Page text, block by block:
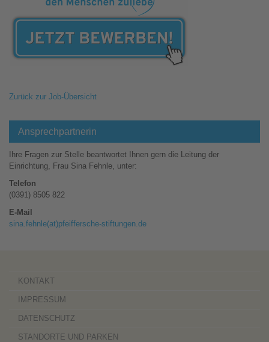
Zurück zur Job-Übersicht
Ansprechpartnerin
Ihre Fragen zur Stelle beantwortet Ihnen gern die Leitung der
Einrichtung, Frau Sina Fehnle, unter:
Telefon
(0391) 8505 822
E-Mail
sina.fehnle(at)pfeiffersche-stiftungen.de
KONTAKT
IMPRESSUM
DATENSCHUTZ
STANDORTE UND PARKEN